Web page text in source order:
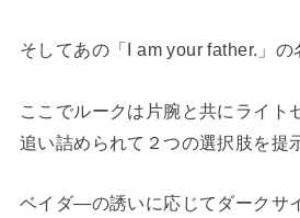
そしてあの「I am your father.」の
ここでルークは片腕と共にライト
追い詰められて２つの選択肢を提
ベイダ―の誘いに応じてダークサ